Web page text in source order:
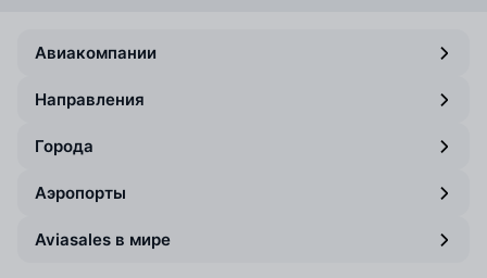
Авиакомпании
Направления
Города
Аэропорты
Aviasales в мире